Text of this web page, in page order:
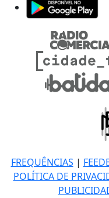
FREQUÊNCIAS |
POLÍTICA DE